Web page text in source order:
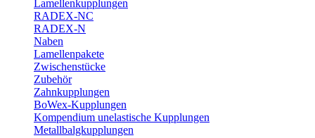
Lamellenkupplungen
RADEX-NC
RADEX-N
Naben
Lamellenpakete
Zwischenstücke
Zubehör
Zahnkupplungen
BoWex-Kupplungen
Kompendium unelastische Kupplungen
Metallbalgkupplungen